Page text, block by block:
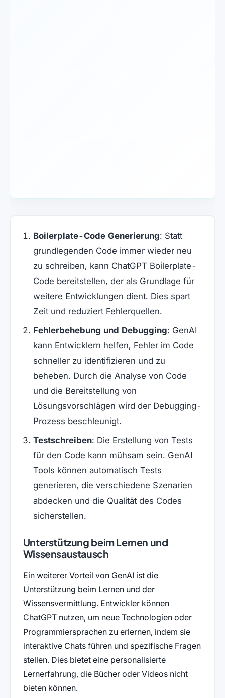
Boilerplate-Code Generierung: Statt
grundlegenden Code immer wieder neu
zu schreiben, kann ChatGPT Boilerplate-
Code bereitstellen, der als Grundlage für
weitere Entwicklungen dient. Dies spart
Zeit und reduziert Fehlerquellen.
Fehlerbehebung und Debugging: GenAI
kann Entwicklern helfen, Fehler im Code
schneller zu identifizieren und zu
beheben. Durch die Analyse von Code
und die Bereitstellung von
Lösungsvorschlägen wird der Debugging-
Prozess beschleunigt.
Testschreiben: Die Erstellung von Tests
für den Code kann mühsam sein. GenAI
Tools können automatisch Tests
generieren, die verschiedene Szenarien
abdecken und die Qualität des Codes
sicherstellen.
Unterstützung beim Lernen und
Wissensaustausch
Ein weiterer Vorteil von GenAI ist die
Unterstützung beim Lernen und der
Wissensvermittlung. Entwickler können
ChatGPT nutzen, um neue Technologien oder
Programmiersprachen zu erlernen, indem sie
interaktive Chats führen und spezifische Fragen
stellen. Dies bietet eine personalisierte
Lernerfahrung, die Bücher oder Videos nicht
bieten können.